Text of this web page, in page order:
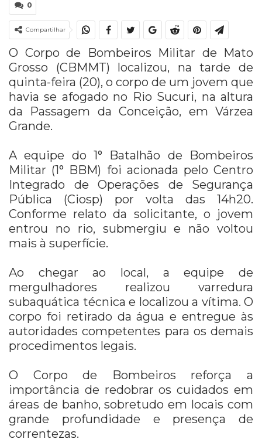
0
Compartilhar
O Corpo de Bombeiros Militar de Mato
Grosso (CBMMT) localizou, na tarde de
quinta-feira (20), o corpo de um jovem que
havia se afogado no Rio Sucuri, na altura
da Passagem da Conceição, em Várzea
Grande.
A equipe do 1° Batalhão de Bombeiros
Militar (1° BBM) foi acionada pelo Centro
Integrado de Operações de Segurança
Pública (Ciosp) por volta das 14h20.
Conforme relato da solicitante, o jovem
entrou no rio, submergiu e não voltou
mais à superfície.
Ao chegar ao local, a equipe de
mergulhadores realizou varredura
subaquática técnica e localizou a vítima. O
corpo foi retirado da água e entregue às
autoridades competentes para os demais
procedimentos legais.
O Corpo de Bombeiros reforça a
importância de redobrar os cuidados em
áreas de banho, sobretudo em locais com
grande profundidade e presença de
correntezas.